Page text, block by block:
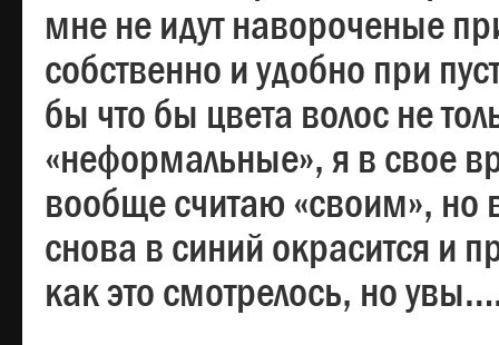
мне не идут навороченые
собственно и удобно при
бы что бы цвета волос не
«неформальные», я в свое
вообще считаю «своим», но
снова в синий окрасится и
как это смотрелось, но